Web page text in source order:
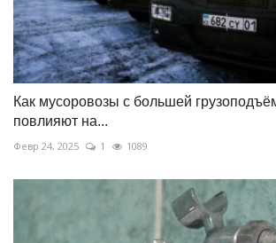
Как мусоровозы с большей
повлияют на...
Февр 24, 2025 1 1089